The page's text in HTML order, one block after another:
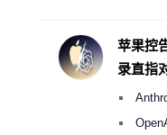
苹果控
录直指
新执法